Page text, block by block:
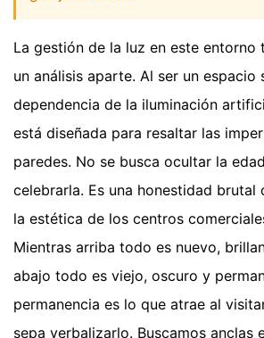
La gestión de la luz en este entorno
un análisis aparte. Al ser un espacio
dependencia de la iluminación
está diseñada para resaltar las
paredes. No se busca ocultar la
celebrarla. Es una honestidad brutal
la estética de los centros
Mientras arriba todo es nuevo,
abajo todo es viejo, oscuro y
permanencia es lo que atrae al
sepa verbalizarlo. Buscamos anclas